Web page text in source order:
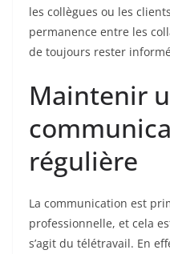
les collègues ou les
permanence entre les
de toujours rester
Maintenir
régulière
La communication est
professionnelle, et cela
s’agit du télétravail. En